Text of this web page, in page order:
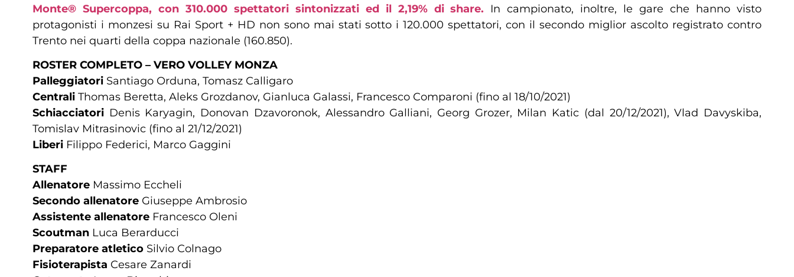
Monte® Supercoppa, con 310.000 spettatori sintonizzati ed il 2,19% di share. In campionato, inoltre, le gare che hanno visto
protagonisti i monzesi su Rai Sport + HD non sono mai stati sotto i 120.000 spettatori, con il secondo miglior ascolto registrato contro
Trento nei quarti della coppa nazionale (160.850).
ROSTER COMPLETO – VERO VOLLEY MONZA
Palleggiatori Santiago Orduna, Tomasz Calligaro
Centrali Thomas Beretta, Aleks Grozdanov, Gianluca Galassi, Francesco Comparoni (fino al 18/10/2021)
Schiacciatori Denis Karyagin, Donovan Dzavoronok, Alessandro Galliani, Georg Grozer, Milan Katic (dal 20/12/2021), Vlad Davyskiba,
Tomislav Mitrasinovic (fino al 21/12/2021)
Liberi Filippo Federici, Marco Gaggini
STAFF
Allenatore Massimo Eccheli
Secondo allenatore Giuseppe Ambrosio
Assistente allenatore Francesco Oleni
Scoutman Luca Berarducci
Preparatore atletico Silvio Colnago
Fisioterapista Cesare Zanardi